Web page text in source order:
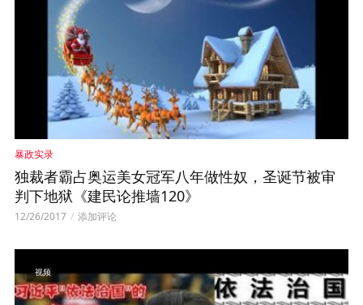
暴政实录
独裁者霸占奥运美女冠军八年做性奴，圣诞节被审
判下地狱《建民论推墙120》
12/26/2017 添加评论
视频